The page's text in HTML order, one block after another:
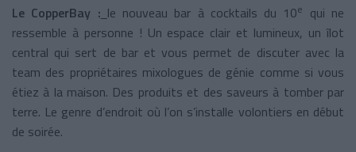
Le CopperBay : le nouveau bar à cocktails du 10e qui ne
ressemble à personne ! Un espace clair et lumineux, un îlot
central qui sert de bar et vous permet de discuter avec la
team des propriétaires mixologues de génie comme si vous
étiez à la maison. Des produits et des saveurs à tomber par
terre. Le genre d’endroit où l’on s’installe volontiers en début
de soirée.